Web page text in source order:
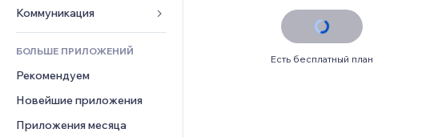
Списки сайтов
Эл. почта
Бухгалтерский учет
Купоны и лояльность
Складские услуги
Рестораны
Недвижимость
Онлайн-запись
Музыка
Подкасты
Фотография
Видео
PDF
Обмен файлами
Карты и навигация
Конфиденциальность и
безопасность
Часы
Формы
Опросы
Чат
Комментарии
БОЛЬШЕ ПРИЛОЖЕНИЙ
Рекомендуем
Новейшие приложения
Приложения месяца
Есть бесплатный план